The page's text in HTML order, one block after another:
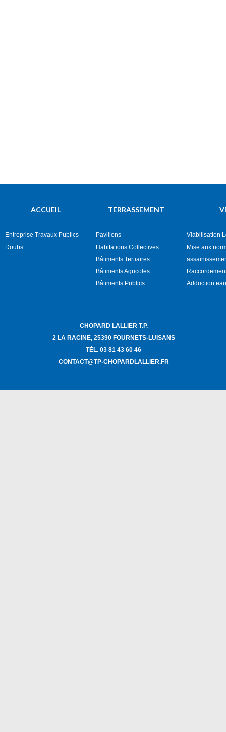
ACCUEIL
Entreprise Travaux Publics
Doubs
TERRASSEMENT
Pavillons
Habitations Collectives
Bâtiments Tertiaires
Bâtiments Agricoles
Bâtiments Publics
Viabilisation
Mise aux
Adduction
CHOPARD LALLIER T.P.
2 LA RACINE, 25390 FOURNETS-LUISANS
TÈL. 03 81 43 60 46
CONTACT@TP-CHOPARDLALLIER.FR